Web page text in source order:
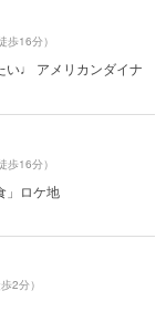
歩16分）
い♩ アメリカンダイナ
歩16分）
」ロケ地
歩2分）